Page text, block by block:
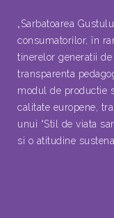
„Sarbatoarea
consumatorilor, în
tinerelor generatii
transparenta
modul de productie
calitate europene,
unui “Stil de viata
si o atitudine